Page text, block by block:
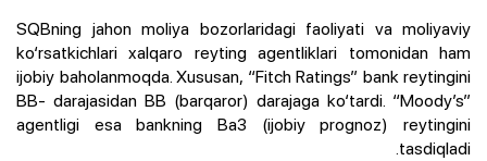
SQBning jahon moliya bozorlaridagi faoliyati va moliyaviy
ko‘rsatkichlari xalqaro reyting agentliklari tomonidan ham
ijobiy baholanmoqda. Xususan, “Fitch Ratings” bank reytingini
BB- darajasidan BB (barqaror) darajaga ko‘tardi. “Moody’s”
agentligi esa bankning Ba3 (ijobiy prognoz) reytingini
tasdiqladi.